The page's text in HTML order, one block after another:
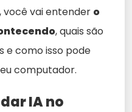
você vai entender o
, quais são
e como isso pode
computador.
IA no